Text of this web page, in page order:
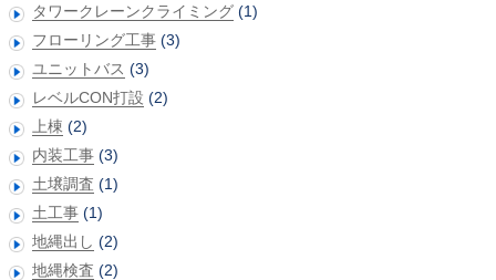
タワークレーンクライミング (1)
フローリング工事 (3)
ユニットバス (3)
レベルCON打設 (2)
上棟 (2)
内装工事 (3)
土壌調査 (1)
土工事 (1)
地縄出し (2)
地縄検査 (2)